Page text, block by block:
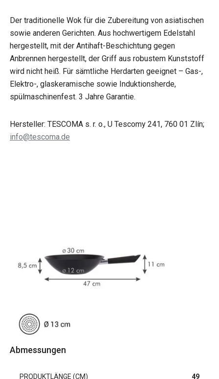
Der traditionelle Wok für die Zubereitung von asiatischen
sowie anderen Gerichten. Aus hochwertigem Edelstahl
hergestellt, mit der Antihaft-Beschichtung gegen
Anbrennen hergestellt, der Griff aus robustem Kunststoff
wird nicht heiß. Für sämtliche Herdarten geeignet – Gas-,
Elektro-, glaskeramische sowie Induktionsherde,
spülmaschinenfest. 3 Jahre Garantie.
Hersteller: TESCOMA s. r. o., U Tescomy 241, 760 01 Zlín;
info@tescoma.de
Abmessungen
PRODUKTLÄNGE (CM) 49